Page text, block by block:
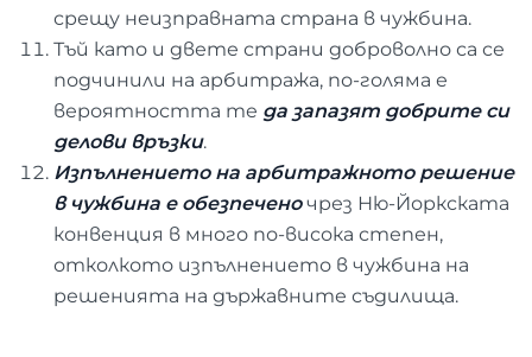
срещу неизправната страна в чужбина.
Тъй като и двете страни доброволно са се
подчинили на арбитража, по-голяма е
вероятността те да запазят добрите си
делови връзки.
Изпълнението на арбитражното решение
в чужбина е обезпеченочрез Ню-Йоркската
конвенция в много по-висока степен,
отколкото изпълнението в чужбина на
решенията на държавните съдилища.